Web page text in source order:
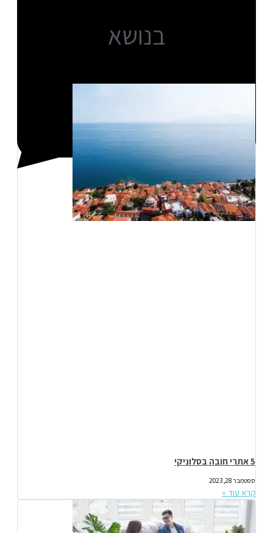
בנושא
5 אתרי חובה בסלוניקי
ספטמבר 28, 2023
קרא עוד »